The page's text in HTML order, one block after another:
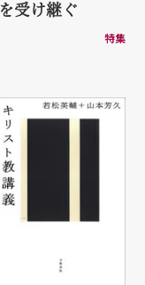
受け継ぐ
特集